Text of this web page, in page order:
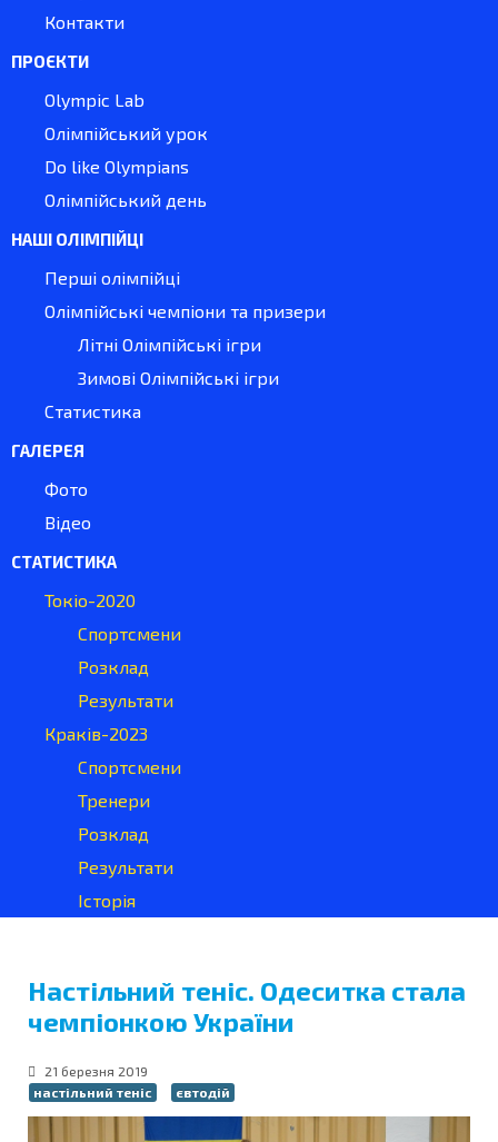
Контакти
ПРОЄКТИ
Olympic Lab
Олімпійський урок
Do like Olympians
Олімпійський день
НАШІ ОЛІМПІЙЦІ
Перші олімпійці
Олімпійські чемпіони та призери
Літні Олімпійські ігри
Зимові Олімпійські ігри
Статистика
ГАЛЕРЕЯ
Фото
Відео
СТАТИСТИКА
Токіо-2020
Спортсмени
Розклад
Результати
Краків-2023
Спортсмени
Тренери
Розклад
Результати
Історія
Настільний теніс. Одеситка стала
чемпіонкою України
21 березня 2019
настільний теніс
євтодій